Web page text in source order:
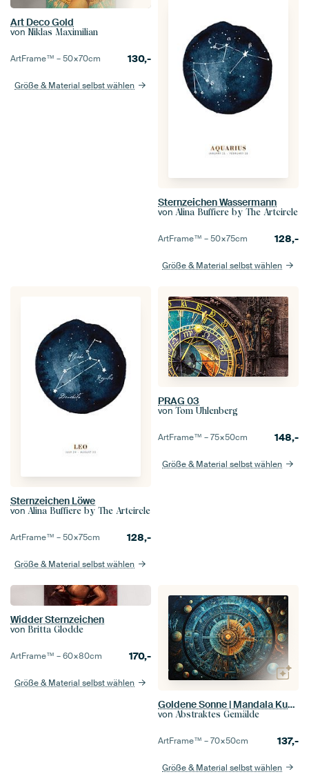
Art Deco Gold
von Niklas Maximilian
ArtFrame™ –50×70cm 130,-
Größe & Material selbst wählen
Sternzeichen Wassermann
von Alina Buffiere by The Artcircle
ArtFrame™ –50×75cm 128,-
Größe & Material selbst wählen
Sternzeichen Löwe
von Alina Buffiere by The Artcircle
ArtFrame™ –50×75cm 128,-
Größe & Material selbst wählen
PRAG 03
von Tom Uhlenberg
ArtFrame™ –75×50cm 148,-
Größe & Material selbst wählen
Widder Sternzeichen
von Britta Glodde
ArtFrame™ –60×80cm 170,-
Größe & Material selbst wählen
Goldene Sonne | Mandala Kunstwerk
von Abstraktes Gemälde
ArtFrame™ –70×50cm 137,-
Größe & Material selbst wählen